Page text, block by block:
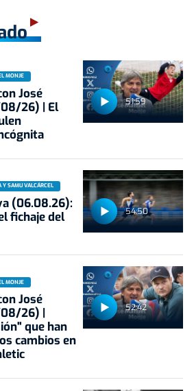
51:59
MONJE
José
26) | El
54:50
Y SAMU VALCÁRCEL
(06.08.26):
fichaje del
52:42
MONJE
José
26) |
que han
cambios en